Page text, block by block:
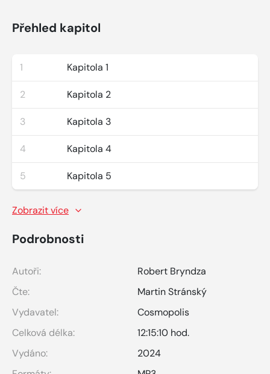
Přehled kapitol
1 Kapitola 1
2 Kapitola 2
3 Kapitola 3
4 Kapitola 4
5 Kapitola 5
Zobrazit více
Podrobnosti
Autoři:
Robert Bryndza
Čte:
Martin Stránský
Vydavatel:
Cosmopolis
Celková délka:
12:15:10 hod.
Vydáno:
2024